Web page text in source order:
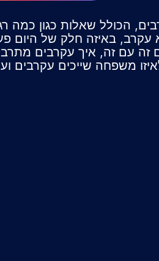
הכולל שאלות כגון כמה
באיזה חלק של היום
זה עם זה, איך עקרבים
משפחה שייכים עקרבים